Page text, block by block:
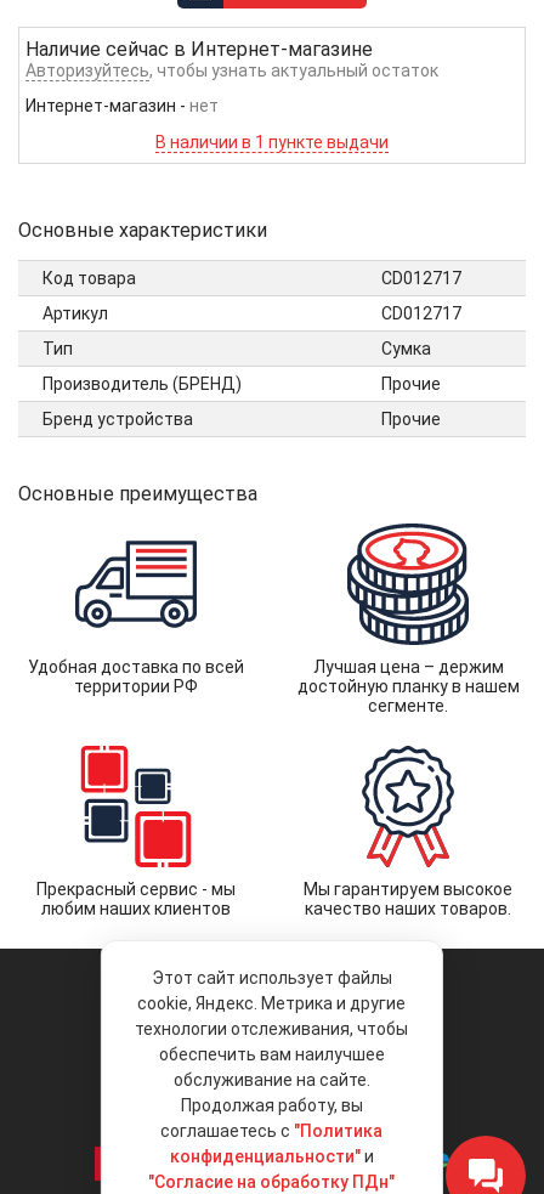
Наличие сейчас в Интернет-магазине
Авторизуйтесь, чтобы узнать актуальный остаток
Интернет-магазин - нет
В наличии в 1 пункте выдачи
Основные характеристики
Код товара
CD012717
Артикул
CD012717
Тип
Сумка
Производитель (БРЕНД)
Прочие
Бренд устройства
Прочие
Основные преимущества
Удобная доставка по всей
территории РФ
Лучшая цена – держим
достойную планку в нашем
сегменте.
Прекрасный сервис - мы
любим наших клиентов
Мы гарантируем высокое
качество наших товаров.
© 2026 «Liberty Project».
Аксессуары и запчасти оптом.
Положение об обработке и защите
персональных данных
Этот сайт использует файлы
cookie, Яндекс. Метрика и другие
технологии отслеживания, чтобы
обеспечить вам наилучшее
обслуживание на сайте.
Продолжая работу, вы
соглашаетесь с "Политика
конфиденциальности"и
"Согласие на обработку ПДн"